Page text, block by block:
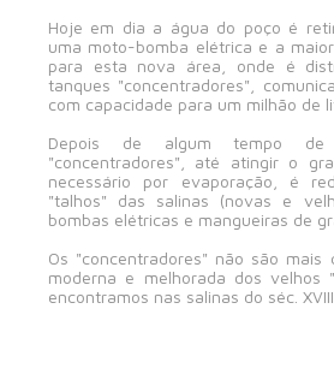
Hoje em dia a água do poço é
uma moto-bomba elétrica e a
para esta nova área, onde é
tanques "concentradores",
com capacidade para um milhão de
Depois de algum tempo de
"concentradores", até atingir o
necessário por evaporação, é
"talhos" das salinas (novas e
bombas elétricas e mangueiras de
Os "concentradores" não são mais
moderna e melhorada dos velhos
encontramos nas salinas do séc. XVIII.